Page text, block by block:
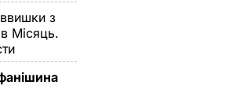
з
Місяць.